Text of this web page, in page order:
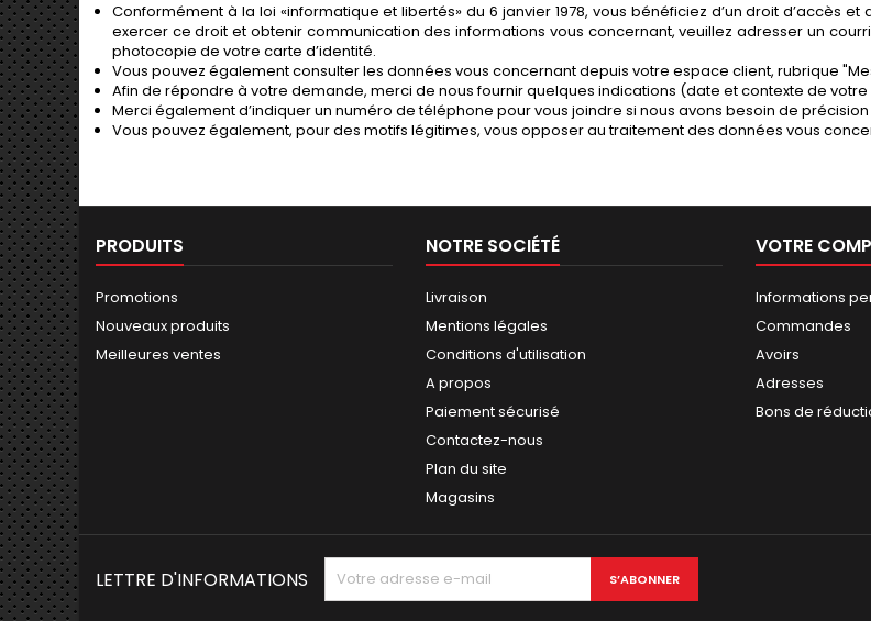
Conformément à la loi «informatique et libertés» du 6 janvier 1978, vous bénéficiez d’un droit d’accès
exercer ce droit et obtenir communication des informations vous concernant, veuillez adresser un
photocopie de votre carte d’identité.
Vous pouvez également consulter les données vous concernant depuis votre espace client, rubrique
Afin de répondre à votre demande, merci de nous fournir quelques indications (date et contexte de
Merci également d’indiquer un numéro de téléphone pour vous joindre si nous avons besoin de
Vous pouvez également, pour des motifs légitimes, vous opposer au traitement des données vous
PRODUITS
Promotions
Nouveaux produits
Meilleures ventes
NOTRE SOCIÉTÉ
Livraison
Mentions légales
Conditions d'utilisation
A propos
Paiement sécurisé
Contactez-nous
Plan du site
Magasins
VOTRE
Informations
Commandes
Avoirs
Adresses
Bons de
LETTRE D'INFORMATIONS